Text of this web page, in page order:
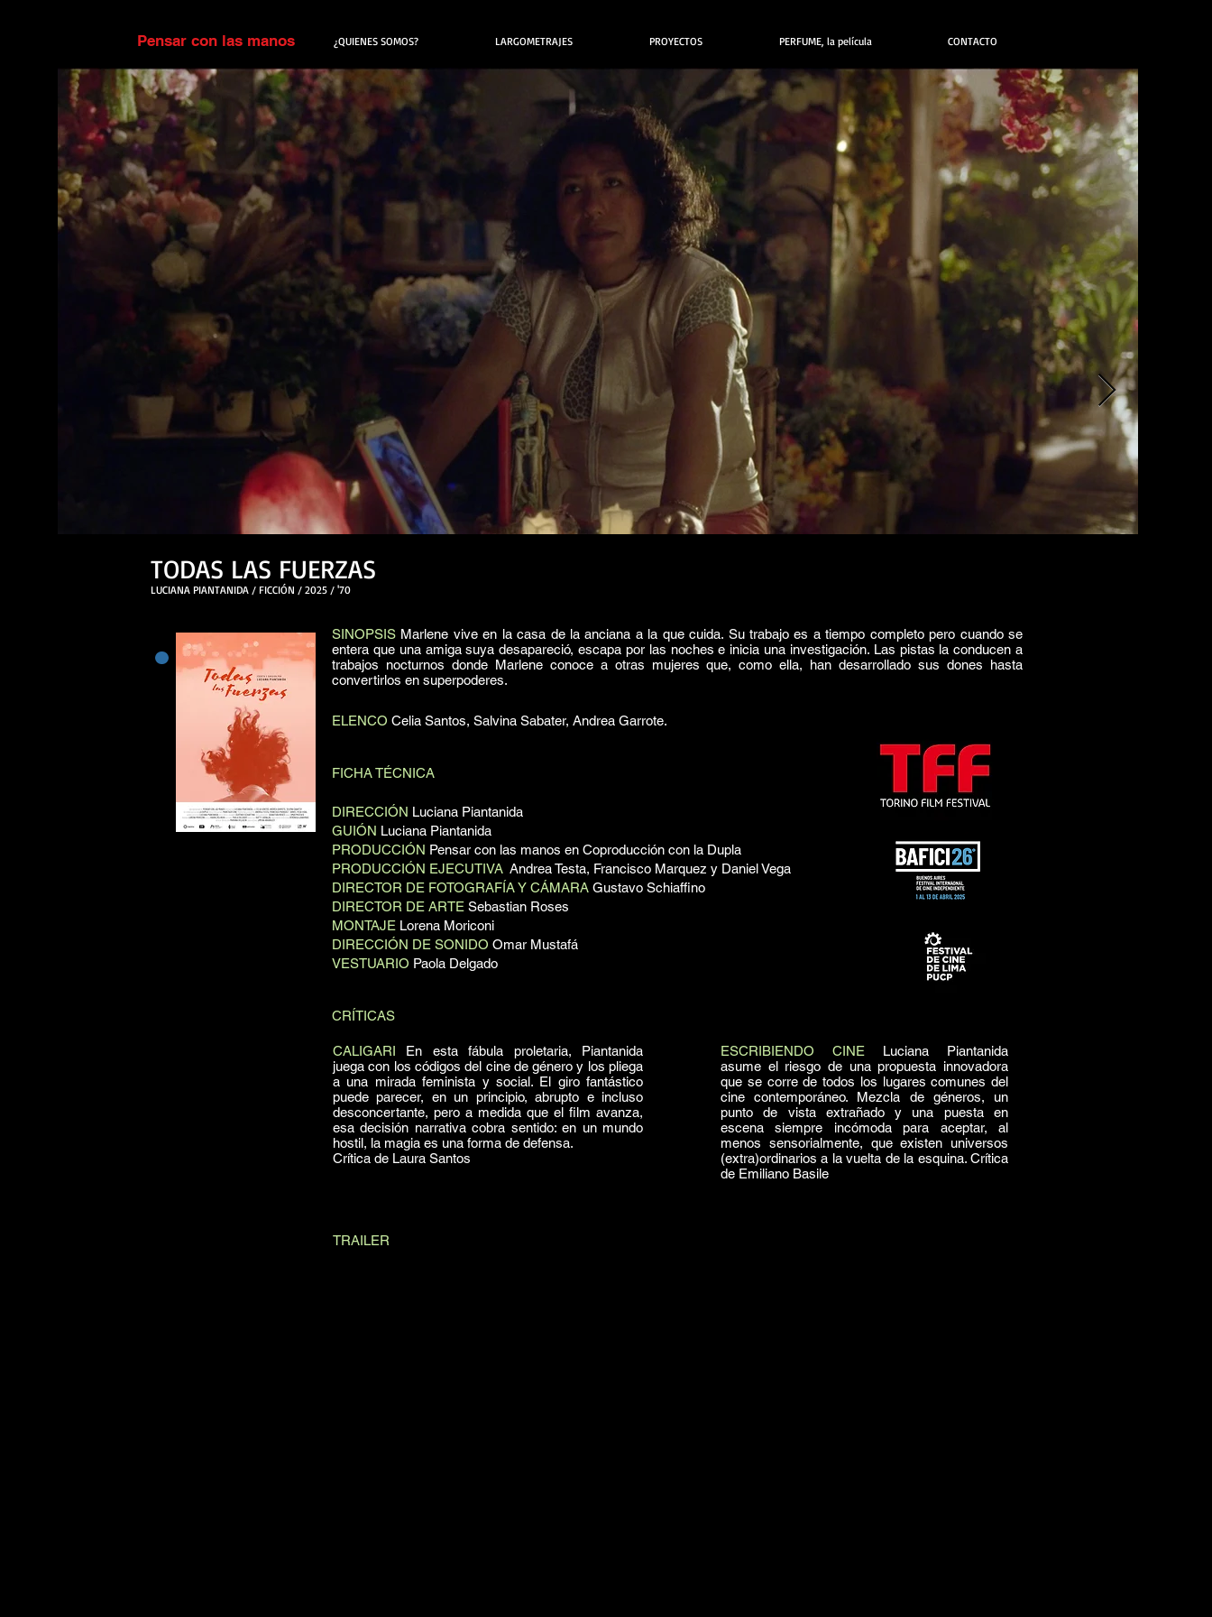
Pensar con las manos ¿QUIENES SOMOS? LARGOMETRAJES PROYECTOS PERFUME, la película CONTACTO
SINOPSIS
SINOPSIS Marlene vive en la casa de la anciana a la que cuida. Su trabajo es a tiempo completo pero cuando se
entera que una amiga suya desapareció, escapa por las noches e inicia una investigación. Las pistas la conducen a
trabajos nocturnos donde Marlene conoce a otras mujeres que, como ella, han desarrollado sus dones hasta
convertirlos en superpoderes.
TODAS LAS FUERZAS
LUCIANA PIANTANIDA / FICCIÓN / 2025 / '70
​ELENCO Celia Santos, Salvina Sabater, Andrea Garrote.
FICHA TÉCNICA
DIRECCIÓN Luciana Piantanida
GUIÓN Luciana Piantanida
PRODUCCIÓN Pensar con las manos en Coproducción con la Dupla
PRODUCCIÓN EJECUTIVA Andrea Testa, Francisco Marquez y Daniel Vega
DIRECTOR DE FOTOGRAFÍA Y CÁMARA Gustavo Schiaffino
DIRECTOR DE ARTE Sebastian Roses
MONTAJE Lorena Moriconi
DIRECCIÓN DE SONIDO Omar Mustafá
VESTUARIO Paola Delgado
CRÍTICAS
CALIGARI En esta fábula proletaria, Piantanida
juega con los códigos del cine de género y los pliega
a una mirada feminista y social. El giro fantástico
puede parecer, en un principio, abrupto e incluso
desconcertante, pero a medida que el film avanza,
esa decisión narrativa cobra sentido: en un mundo
hostil, la magia es una forma de defensa.
Crítica de Laura Santos
ESCRIBIENDO CINE Luciana Piantanida
asume el riesgo de una propuesta innovadora
que se corre de todos los lugares comunes del
cine contemporáneo. Mezcla de géneros, un
punto de vista extrañado y una puesta en
escena siempre incómoda para aceptar, al
menos sensorialmente, que existen universos
(extra)ordinarios a la vuelta de la esquina. Crítica
de Emiliano Basile
TRAILER